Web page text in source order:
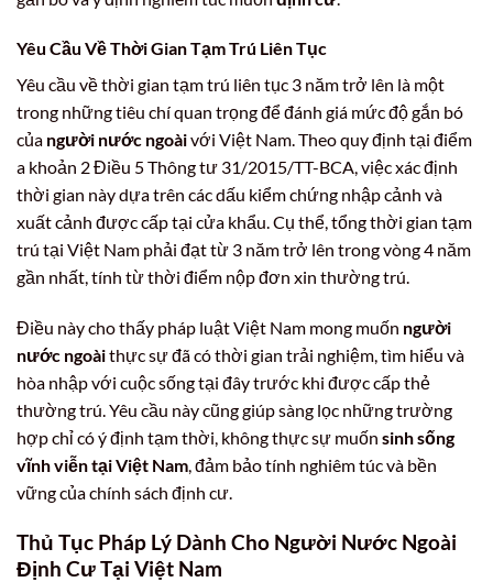
Yêu Cầu Về Thời Gian Tạm Trú Liên Tục
Yêu cầu về thời gian tạm trú liên tục 3 năm trở lên là một
trong những tiêu chí quan trọng để đánh giá mức độ gắn bó
của người nước ngoàivới Việt Nam. Theo quy định tại điểm
a khoản 2 Điều 5 Thông tư 31/2015/TT-BCA, việc xác định
thời gian này dựa trên các dấu kiểm chứng nhập cảnh và
xuất cảnh được cấp tại cửa khẩu. Cụ thể, tổng thời gian tạm
trú tại Việt Nam phải đạt từ 3 năm trở lên trong vòng 4 năm
gần nhất, tính từ thời điểm nộp đơn xin thường trú.
Điều này cho thấy pháp luật Việt Nam mong muốn người
nước ngoàithực sự đã có thời gian trải nghiệm, tìm hiểu và
hòa nhập với cuộc sống tại đây trước khi được cấp thẻ
thường trú. Yêu cầu này cũng giúp sàng lọc những trường
hợp chỉ có ý định tạm thời, không thực sự muốn sinh sống
vĩnh viễn tại Việt Nam, đảm bảo tính nghiêm túc và bền
vững của chính sách định cư.
Thủ Tục Pháp Lý Dành Cho Người Nước Ngoài
Định Cư Tại Việt Nam